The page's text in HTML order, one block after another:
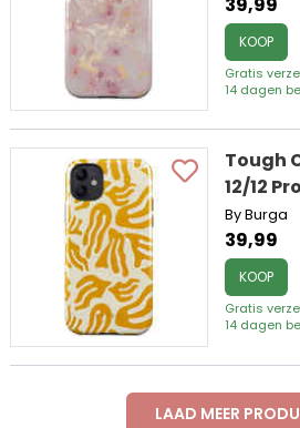
39,99
KOOP
Gratis
14 dagen
Tough
12/12
By Burga
39,99
KOOP
Gratis
14 dagen
LAAD MEER